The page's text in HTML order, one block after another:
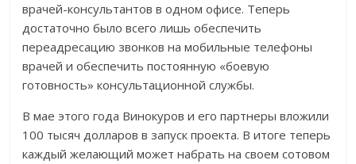
врачей-консультантов в одном офисе. Теперь
достаточно было всего лишь обеспечить
переадресацию звонков на мобильные телефоны
врачей и обеспечить постоянную «боевую
готовность» консультационной службы.
В мае этого года Винокуров и его партнеры вложили
100 тысяч долларов в запуск проекта. В итоге теперь
каждый желающий может набрать на своем сотовом